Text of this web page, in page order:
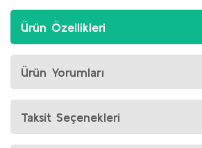
Ürün Özellikleri
Ürün Yorumları
Taksit Seçenekleri